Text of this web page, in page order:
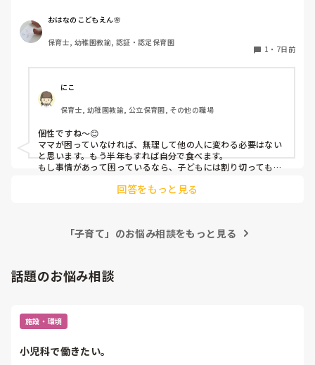
あなたは、保育をしたいのか自分の子育て自慢をしたいのか、
はたまた違うことなのか、なんなの？って、聞きたい笑
今度、❌マークを描いたマスク😷を与えてやってください。
某紅サソリ隊みたく。
お前は、黙ってろ、って。笑
くれてました。これは個性ですかね…
他の人に抱っこされてもママが見えなくなるorむしろ見える
と大泣きで四六時中ママから離れられません😂これが通常な
💦
人見知りしないように支援センターにいったりはしているん
ですが、他にいい方法ありましたら教えてください‼️
おはなのこどもえん🌸
保育士, 幼稚園教諭, 認証・認定保育園
1 ・ 7日前
にこ
保育士, 幼稚園教諭, 公立保育園, その他の職場
個性ですね〜😊
ママが困っていなければ、無理して他の人に変わる必要はない
と思います。もう半年もすれば自分で食べます。
もし事情があって困っているなら、子どもには割り切ってもら
ないですね。コロコロ人が変わるよりは、同じ人が同じ時間に
回答をもっと見る
「子育て」のお悩み相談をもっと見る
話題のお悩み相談
施設・環境
小児科で働きたい。